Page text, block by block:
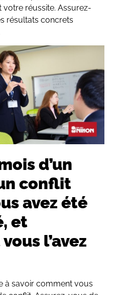
votre réussite. Assurez-
résultats concrets
d’un
conflit
avez été
et
l’avez
à savoir comment vous